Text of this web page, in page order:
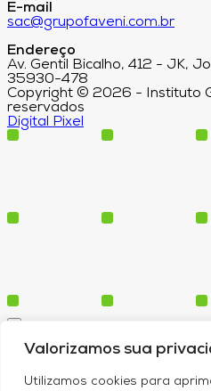
Valorizamos sua
Utilizamos cookies para
E-mail
sac@grupofaveni.com.br
Endereço
Av. Gentil Bicalho, 412 - JK,
35930-478
Copyright © 2026 - Instituto
reservados
Digital Pixel
Cursos
Blog